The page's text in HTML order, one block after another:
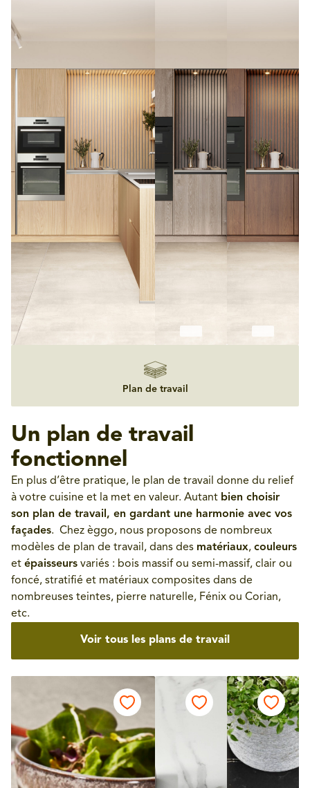
Plan de travail
Un plan de travail
fonctionnel
En plus d’être pratique, le plan de travail donne du relief
à votre cuisine et la met en valeur. Autant bien choisir
son plan de travail, en gardant une harmonie avec vos
façades. Chez èggo, nous proposons de nombreux
modèles de plan de travail, dans des matériaux, couleurs
et épaisseurs variés : bois massif ou semi-massif, clair ou
foncé, stratifié et matériaux composites dans de
nombreuses teintes, pierre naturelle, Fénix ou Corian,
etc.
Voir tous les plans de travail